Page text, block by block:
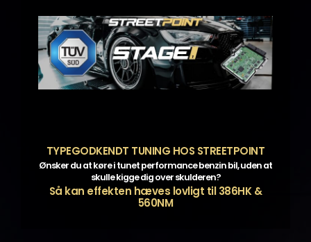
TYPEGODKENDT TUNING HOS STREETPOINT
Ønsker du at køre i tunet performance benzin bil, uden at
skulle kigge dig over skulderen?
Så kan effekten hæves lovligt til 386HK &
560NM